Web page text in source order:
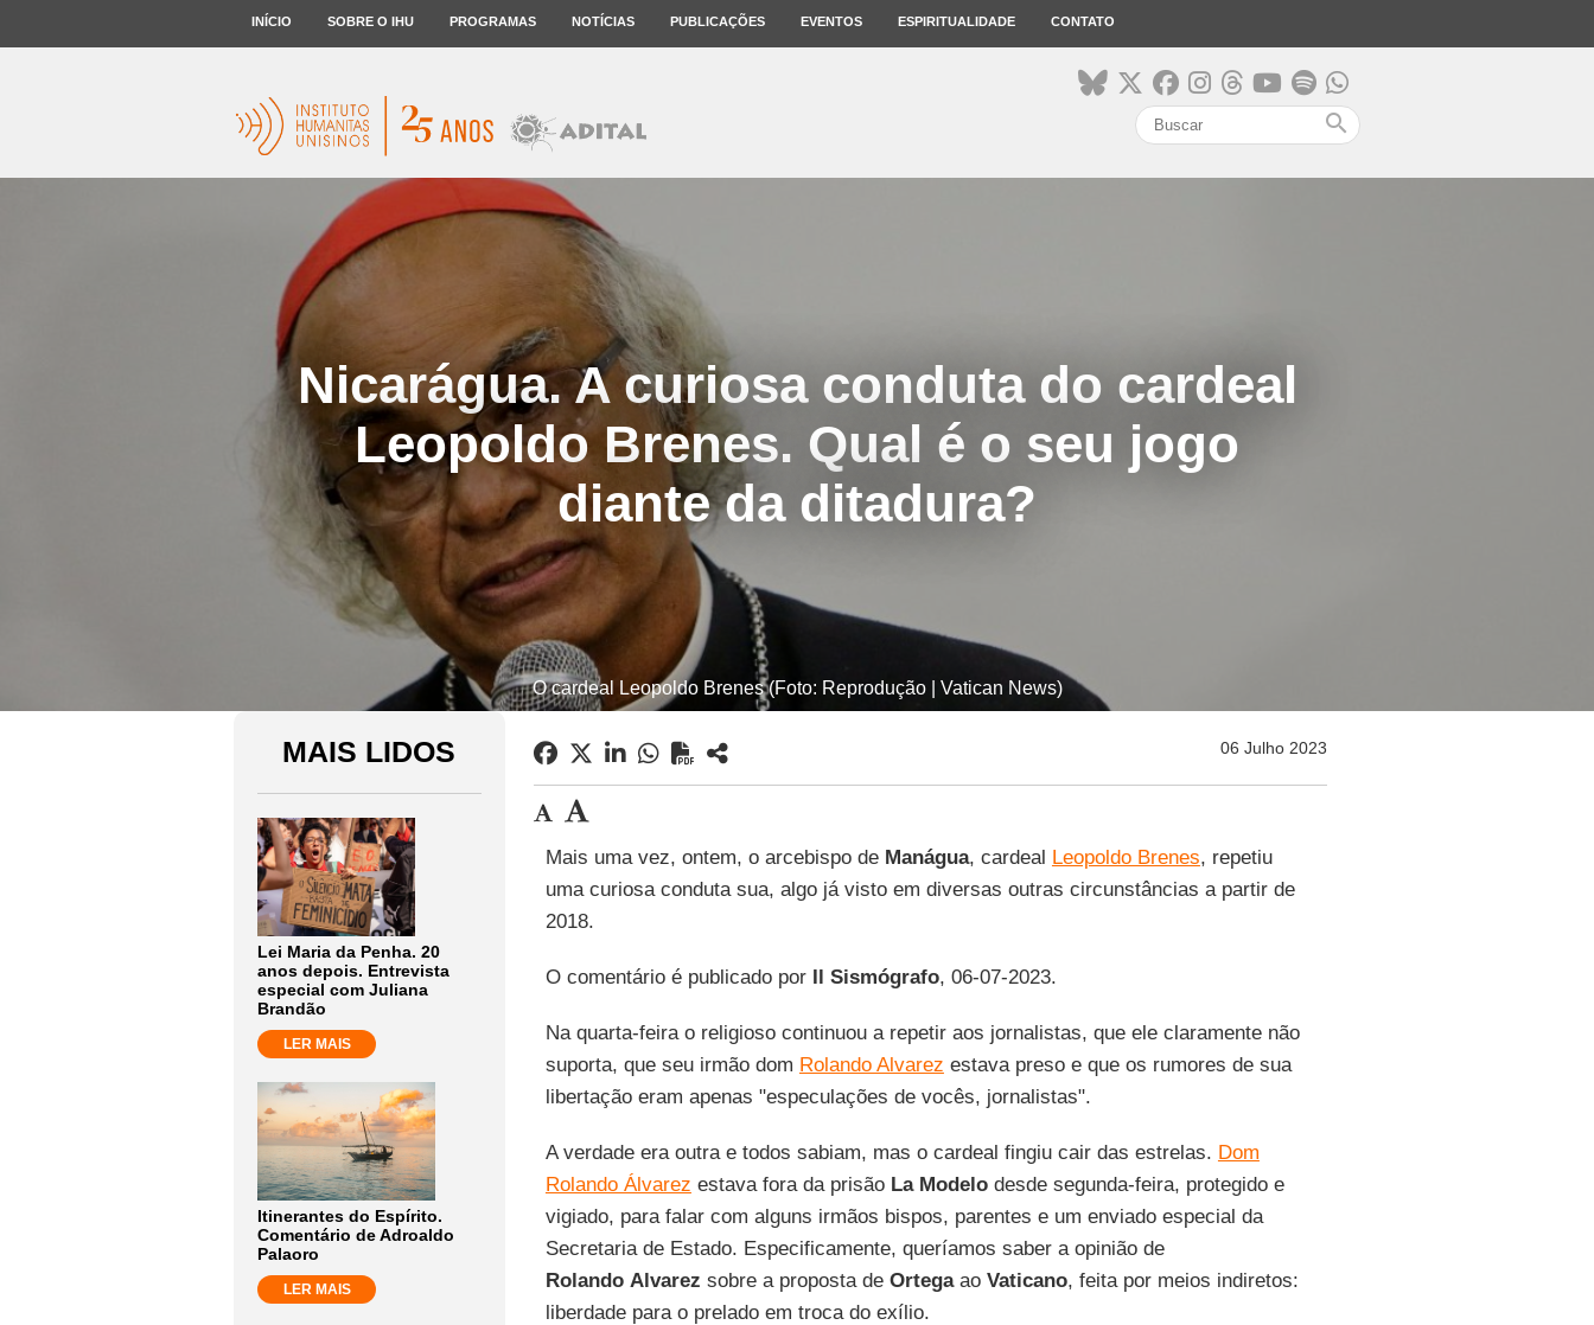
INÍCIO SOBRE O IHU PROGRAMAS NOTÍCIAS PUBLICAÇÕES EVENTOS ESPIRITUALIDADE CONTATO
search
Nicarágua. A curiosa conduta do cardeal
Leopoldo Brenes. Qual é o seu jogo
diante da ditadura?
O cardeal Leopoldo Brenes (Foto: Reprodução | Vatican News)
MAIS LIDOS
Lei Maria da Penha. 20
anos depois. Entrevista
especial com Juliana
Brandão
LER MAIS
Itinerantes do Espírito.
Comentário de Adroaldo
Palaoro
LER MAIS
06 Julho 2023
Mais uma vez, ontem, o arcebispo de Manágua, cardeal Leopoldo Brenes, repetiu
uma curiosa conduta sua, algo já visto em diversas outras circunstâncias a partir de
2018.
O comentário é publicado por Il Sismógrafo, 06-07-2023.
Na quarta-feira o religioso continuou a repetir aos jornalistas, que ele claramente não
suporta, que seu irmão dom Rolando Alvarez estava preso e que os rumores de sua
libertação eram apenas "especulações de vocês, jornalistas".
A verdade era outra e todos sabiam, mas o cardeal fingiu cair das estrelas. Dom
Rolando Álvarez estava fora da prisão La Modelodesde segunda-feira, protegido e
vigiado, para falar com alguns irmãos bispos, parentes e um enviado especial da
Secretaria de Estado. Especificamente, queríamos saber a opinião de
Rolando Alvarez sobre a proposta de Ortegaao Vaticano, feita por meios indiretos:
liberdade para o prelado em troca do exílio.